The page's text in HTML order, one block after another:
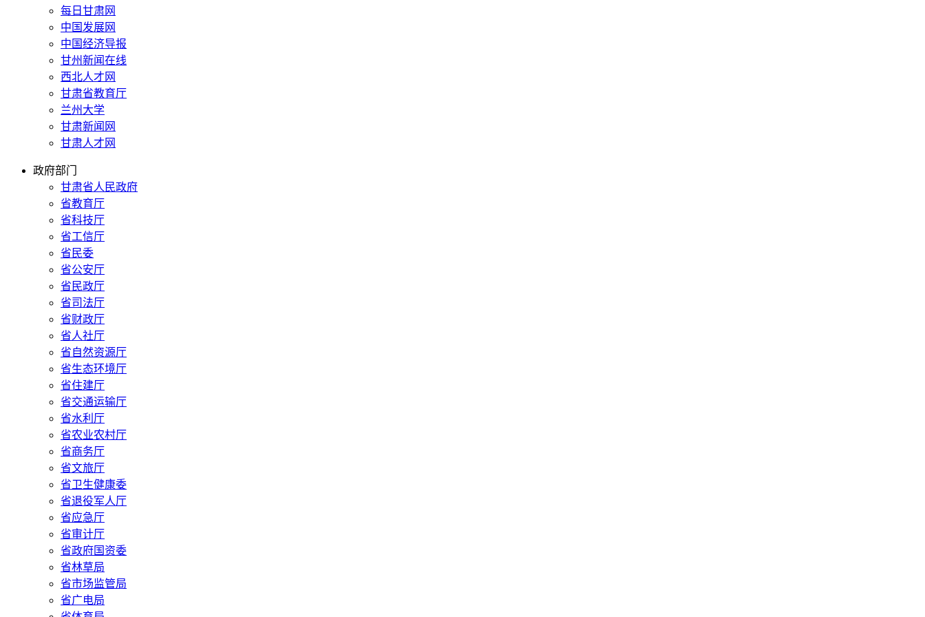
每日甘肃网
中国发展网
中国经济导报
甘州新闻在线
西北人才网
甘肃省教育厅
兰州大学
甘肃新闻网
甘肃人才网
政府部门
甘肃省人民政府
省教育厅
省科技厅
省工信厅
省民委
省公安厅
省民政厅
省司法厅
省财政厅
省人社厅
省自然资源厅
省生态环境厅
省住建厅
省交通运输厅
省水利厅
省农业农村厅
省商务厅
省文旅厅
省卫生健康委
省退役军人厅
省应急厅
省审计厅
省政府国资委
省林草局
省市场监管局
省广电局